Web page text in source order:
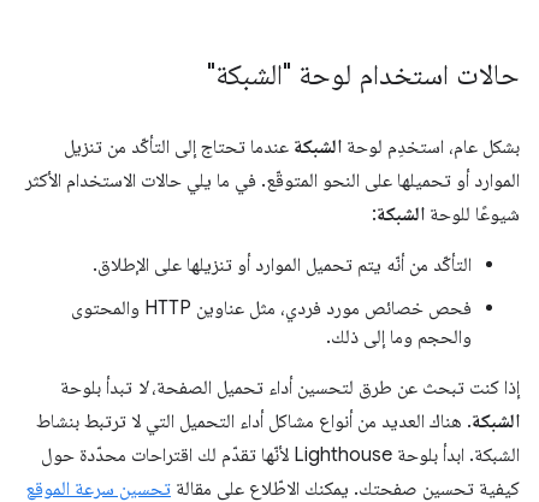
حالات استخدام لوحة "الشبكة"
بشكل عام، استخدِم لوحة الشبكة عندما تحتاج إلى التأكّد من تنزيل
الموارد أو تحميلها على النحو المتوقّع. في ما يلي حالات الاستخدام الأكثر
شيوعًا للوحة الشبكة:
التأكّد من أنّه يتم تحميل الموارد أو تنزيلها على الإطلاق.
فحص خصائص مورد فردي، مثل عناوين HTTP والمحتوى
والحجم وما إلى ذلك.
إذا كنت تبحث عن طرق لتحسين أداء تحميل الصفحة،لا تبدأ بلوحة
الشبكة. هناك العديد من أنواع مشاكل أداء التحميل التي لا ترتبط بنشاط
الشبكة. ابدأ بلوحة Lighthouse لأنّها تقدّم لك اقتراحات محدّدة حول
كيفية تحسين صفحتك. يمكنك الاطّلاع على مقالة تحسين سرعة الموقع